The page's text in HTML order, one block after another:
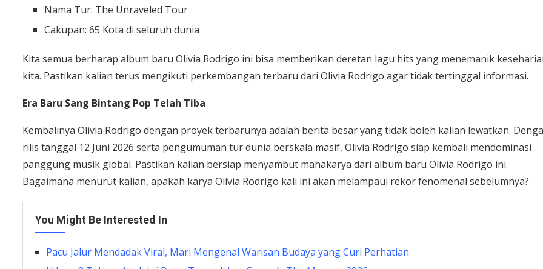
Nama Tur: The Unraveled Tour
Cakupan: 65 Kota di seluruh dunia
Kita semua berharap album baru Olivia Rodrigo ini bisa memberikan deretan lagu hits yang menemanik
kita. Pastikan kalian terus mengikuti perkembangan terbaru dari Olivia Rodrigo agar tidak tertinggal informasi.
Era Baru Sang Bintang Pop Telah Tiba
Kembalinya Olivia Rodrigo dengan proyek terbarunya adalah berita besar yang tidak boleh kalian lewatkan.
rilis tanggal 12 Juni 2026 serta pengumuman tur dunia berskala masif, Olivia Rodrigo siap kembali mendominasi
panggung musik global. Pastikan kalian bersiap menyambut mahakarya dari album baru Olivia Rodrigo ini.
Bagaimana menurut kalian, apakah karya Olivia Rodrigo kali ini akan melampaui rekor fenomenal sebelumnya?
You Might Be Interested In
Pacu Jalur Mendadak Viral, Mari Mengenal Warisan Budaya yang Curi Perhatian